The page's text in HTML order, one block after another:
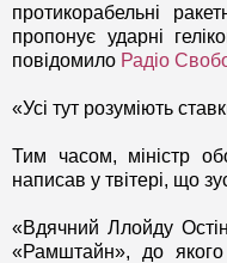
протикорабельні
пропонує ударні
повідомило Радіо
«Усі тут розуміють
Тим часом, міністр
написав у твітері, що
«Вдячний Ллойду
«Рамштайн», до